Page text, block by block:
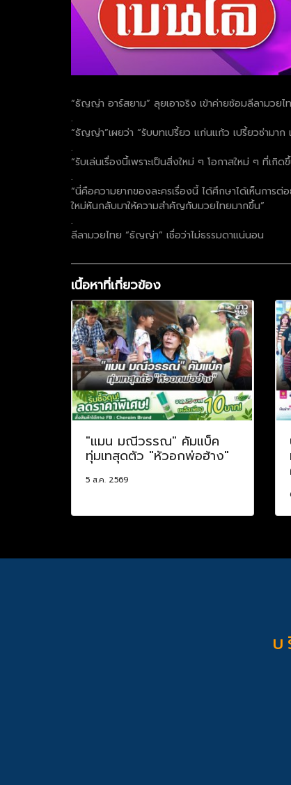
“ธัญญ่า อาร์สยาม” ลุยเอาจริง เข้าค่ายซ้อมลีลามวย
.
“ธัญญ่า”เผยว่า “รับบทเปรี้ยว แก่นแก้ว เปรี้ยวซ่ามา
.
“รับเล่นเรื่องนี้เพราะเป็นสิ่งใหม่ ๆ โอกาสใหม่ ๆ ที่เ
.
“นี่คือความยากของละครเรื่องนี้ ได้ศึกษาได้เห็นการ
ใหม่หันกลับมาให้ความสำคัญกับมวยไทยมากขึ้น”
.
ลีลามวยไทย “ธัญญ่า” เชื่อว่าไม่ธรรมดาแน่นอน
เนื้อหาที่เกี่ยวข้อง
"แมน มณีวรรณ" คัมแบ็ค
ทุ่มเทสุดตัว "หัวอกพ่อฮ้าง"
5 ส.ค. 2569
บ